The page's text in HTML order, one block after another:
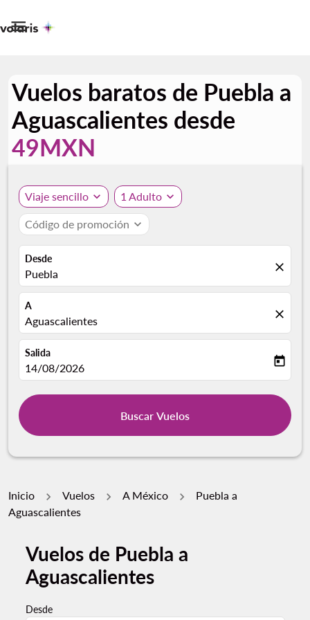

Vuelos baratos de Puebla a
Aguascalientes desde
49MXN
Viaje sencillo expand_more 1 Adulto expand_more
Código de promoción expand_more
Desde
Puebla close
A
Aguascalientes close
Salida
fc-booking-departure-date-aria-label
14/08/2026 today
Buscar Vuelos
Inicio Vuelos A México
Puebla a
Aguascalientes
Vuelos de Puebla a
Aguascalientes
Desde